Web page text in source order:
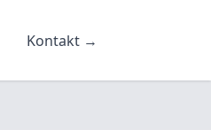
Kontakt →